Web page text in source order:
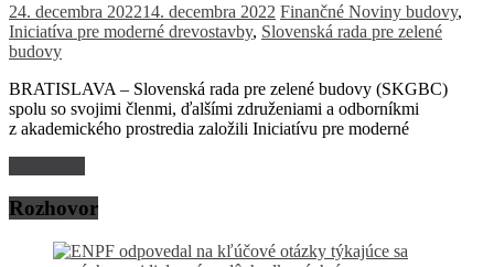
24. decembra 202214. decembra 2022 Finančné Noviny budovy,
Iniciatíva pre moderné drevostavby, Slovenská rada pre zelené
budovy
BRATISLAVA – Slovenská rada pre zelené budovy (SKGBC)
spolu so svojimi členmi, ďalšími združeniami a odborníkmi
z akademického prostredia založili Iniciatívu pre moderné
Rozhovor